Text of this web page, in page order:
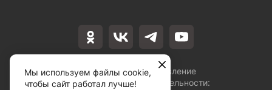
Лицензия на осуществление
образовательной деятельности:
Мы используем файлы cookie,
чтобы сайт работал лучше!